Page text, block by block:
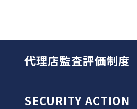
代理店監査評価制度
SECURITY ACTION